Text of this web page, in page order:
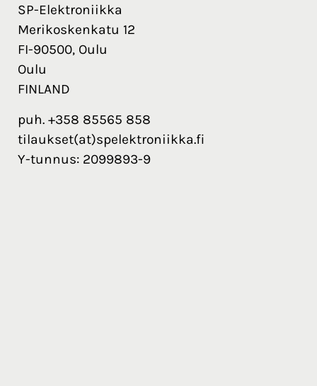
SP-Elektroniikka
Merikoskenkatu 12
FI-90500, Oulu
Oulu
FINLAND
puh. +358 85565 858
tilaukset(at)spelektroniikka.fi
Y-tunnus: 2099893-9